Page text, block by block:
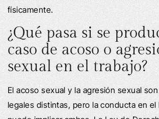
físicamente.
¿Qué pasa si se
caso de acoso o
sexual en el trabajo?
El acoso sexual y la agresión sexual
legales distintas, pero la conducta en el